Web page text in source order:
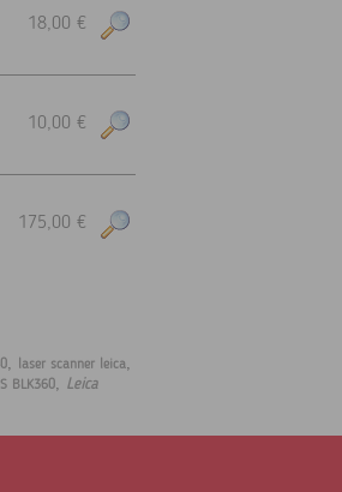
18,00 €
10,00 €
175,00 €
, laser scanner leica,
BLK360, Leica